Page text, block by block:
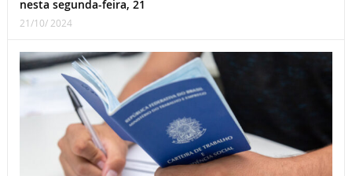
nesta segunda-feira, 21
21/10/ 2024